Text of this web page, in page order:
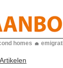
homes
Artikelen